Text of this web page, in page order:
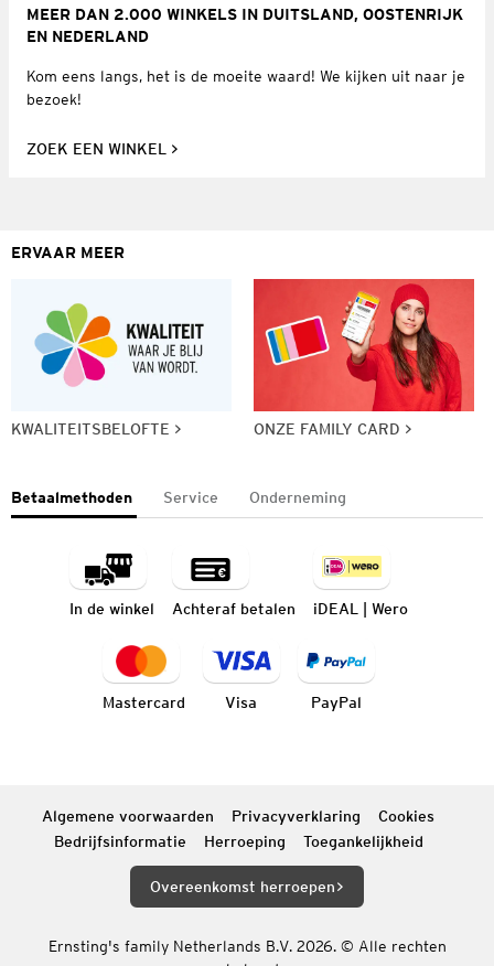
MEER DAN 2.000 WINKELS IN DUITSLAND, OOSTENRIJK
EN NEDERLAND
Kom eens langs, het is de moeite waard! We kijken uit naar je
bezoek!
ZOEK EEN WINKEL
ERVAAR MEER
KWALITEITSBELOFTE ONZE FAMILY CARD
Betaalmethoden Service Onderneming
In de winkel Achteraf betalen iDEAL | Wero
Mastercard Visa PayPal
Algemene voorwaarden Privacyverklaring
Cookies
Bedrijfsinformatie
Herroeping Toegankelijkheid
Overeenkomst herroepen
Ernsting's family Netherlands B.V. 2026. © Alle rechten